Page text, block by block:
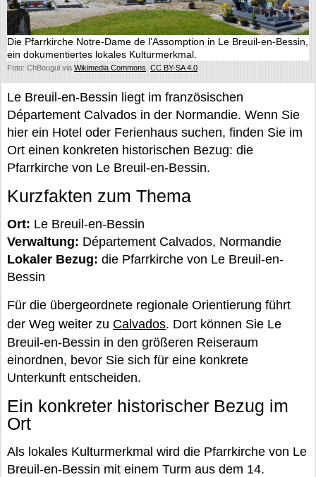
Die Pfarrkirche Notre-Dame de l’Assomption in Le Breuil-en-Bessin,
ein dokumentiertes lokales Kulturmerkmal.
Foto: ChBougui via Wikimedia Commons CC BY-SA 4.0
Le Breuil-en-Bessin liegt im französischen
Département Calvados in der Normandie. Wenn Sie
hier ein Hotel oder Ferienhaus suchen, finden Sie im
Ort einen konkreten historischen Bezug: die
Pfarrkirche von Le Breuil-en-Bessin.
Kurzfakten zum Thema
Ort: Le Breuil-en-Bessin
Verwaltung: Département Calvados, Normandie
Lokaler Bezug: die Pfarrkirche von Le Breuil-en-
Bessin
Für die übergeordnete regionale Orientierung führt
der Weg weiter zu Calvados. Dort können Sie Le
Breuil-en-Bessin in den größeren Reiseraum
einordnen, bevor Sie sich für eine konkrete
Unterkunft entscheiden.
Ein konkreter historischer Bezug im
Ort
Als lokales Kulturmerkmal wird die Pfarrkirche von Le
Breuil-en-Bessin mit einem Turm aus dem 14.